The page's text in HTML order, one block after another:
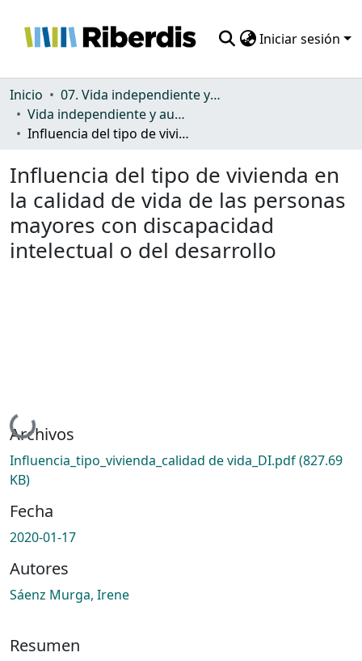
Iniciar sesión
Comunidades
Todo DSpace
Inicio
07. Vida independiente y autonomía personal
Vida independiente y autonomía personal
Influencia del tipo de vivienda en la calidad de vida de las personas mayores con discapacidad intelectual o del desarrollo
Influencia del tipo de vivienda en
la calidad de vida de las personas
mayores con discapacidad
intelectual o del desarrollo
Cargando...
Archivos
Influencia_tipo_vivienda_calidad de vida_DI.pdf(827.69
KB)
Fecha
2020-01-17
Autores
Sáenz Murga, Irene
Resumen